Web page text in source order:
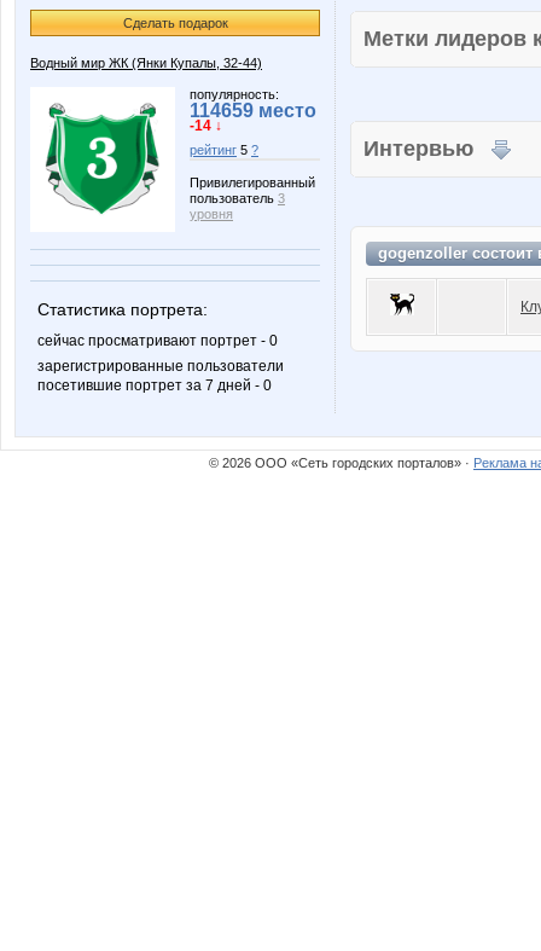
Сделать подарок
Водный мир ЖК (Янки Купалы, 32-44)
популярность:
114659 место
-14 ↓
рейтинг 5 ?
Привилегированный
пользователь 3
уровня
Статистика портрета:
сейчас просматривают портрет - 0
зарегистрированные пользователи
посетившие портрет за 7 дней - 0
Метки
Интервью
gogenzoller состоит
© 2026 ООО «Сеть городских порталов» · Реклама